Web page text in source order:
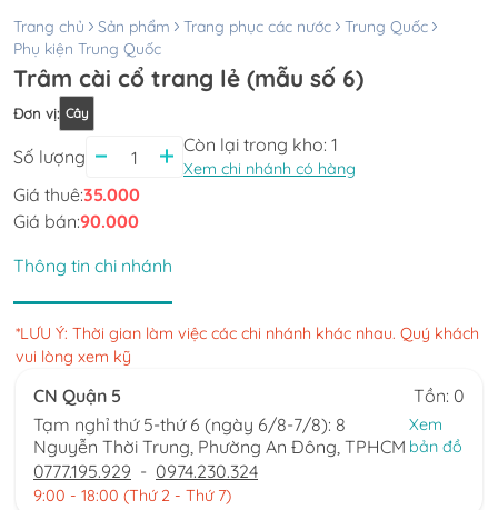
Trang chủ Sản phẩm Trang phục các nước
Trung Quốc
Phụ kiện Trung Quốc
Trâm cài cổ trang lẻ (mẫu số 6)
Đơn vị: Cây
Số lượng
Còn lại trong kho: 1
Xem chi nhánh có hàng
Giá thuê:35.000
Giá bán:90.000
Thông tin chi nhánh
*LƯU Ý: Thời gian làm việc các chi nhánh khác nhau. Quý khách
vui lòng xem kỹ
CN Quận 5
Tồn: 0
Tạm nghỉ thứ 5-thứ 6 (ngày 6/8-7/8): 8
Nguyễn Thời Trung, Phường An Đông, TPHCM
Xem
bản đồ
0777.195.929 - 0974.230.324
9:00 - 18:00 (Thứ 2 - Thứ 7)